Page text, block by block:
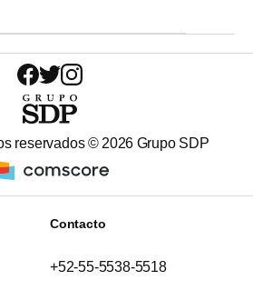
reservados © 2026 Grupo SDP
Contacto
+52-55-5538-5518